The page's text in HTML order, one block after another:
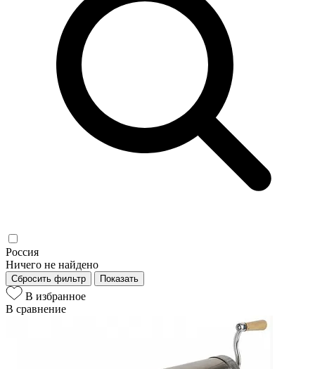
Россия
Ничего не найдено
Сбросить фильтр Показать
В избранное
В сравнение